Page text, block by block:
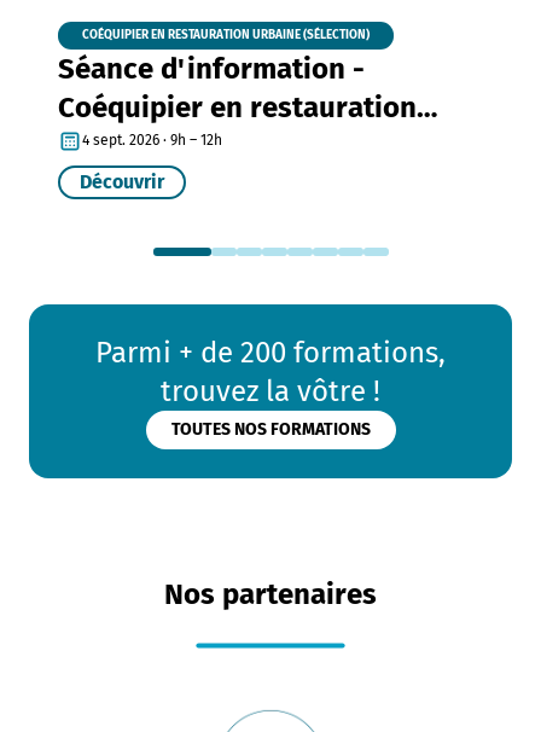
COÉQUIPIER EN RESTAURATION URBAINE (SÉLECTION)
Séance d'information -
Coéquipier en restauration
urbaine
4 sept. 2026 · 9h – 12h
Découvrir
Parmi + de 200 formations,
trouvez la vôtre !
TOUTES NOS FORMATIONS
Nos partenaires